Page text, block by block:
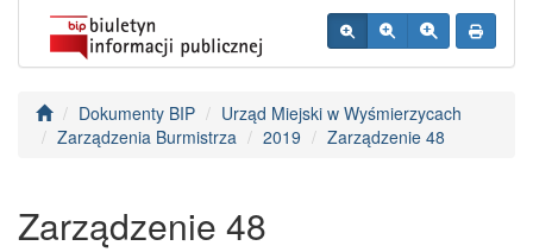
Dokumenty BIP
Urząd Miejski w Wyśmierzycach
Zarządzenia Burmistrza
2019 Zarządzenie 48
Zarządzenie 48